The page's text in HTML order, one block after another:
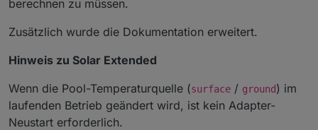
berechnen zu müssen.
Zusätzlich wurde die Dokumentation erweitert.
Hinweis zu Solar Extended
Wenn die Pool-Temperaturquelle (surface / ground) im
laufenden Betrieb geändert wird, ist kein Adapter-
Neustart erforderlich.